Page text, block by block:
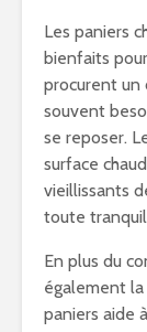
Les paniers
bienfaits
procurent un
souvent
se reposer.
surface
vieillissants
toute
En plus du
également la
paniers aide